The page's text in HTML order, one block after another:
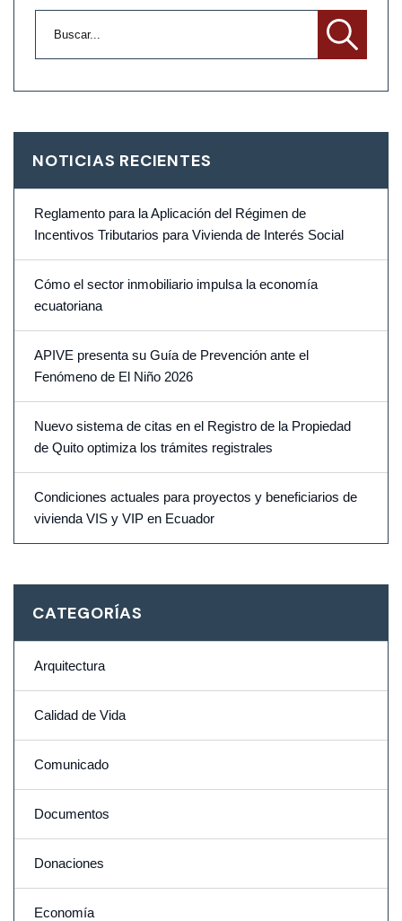
NOTICIAS RECIENTES
Reglamento para la Aplicación del Régimen de
Incentivos Tributarios para Vivienda de Interés Social
Cómo el sector inmobiliario impulsa la economía
ecuatoriana
APIVE presenta su Guía de Prevención ante el
Fenómeno de El Niño 2026
Nuevo sistema de citas en el Registro de la Propiedad
de Quito optimiza los trámites registrales
Condiciones actuales para proyectos y beneficiarios de
vivienda VIS y VIP en Ecuador
CATEGORÍAS
Arquitectura
Calidad de Vida
Comunicado
Documentos
Donaciones
Economía